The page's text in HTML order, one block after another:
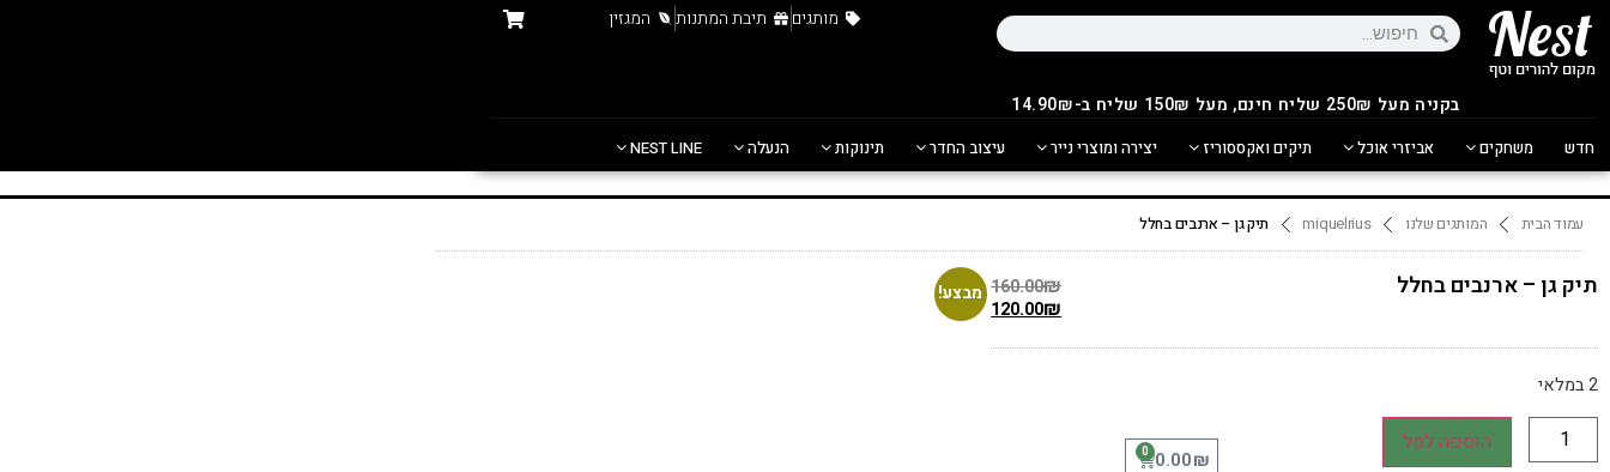
בקניה מעל 250 ₪ שליח חינם, מעל 150₪ שליח ב-14.90₪
מותגים תיבת המתנות המגזין
חדש משחקים אביזרי אוכל תיקים ואקססוריז יצירה ומוצרי נייר עיצוב החדר תינוקות הנעלה NEST LINE
עמוד הבית המותגים שלנו miquelrius תיק גן – ארנבים בחלל
תיק גן – ארנבים בחלל 160.00₪
120.00₪
2 במלאי
הוספה לסל
0.00₪
0
מבצע!